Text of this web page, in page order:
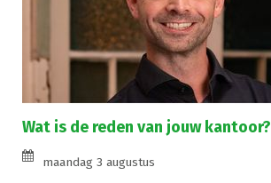
Wat is de reden van jouw kantoor?
maandag 3 augustus